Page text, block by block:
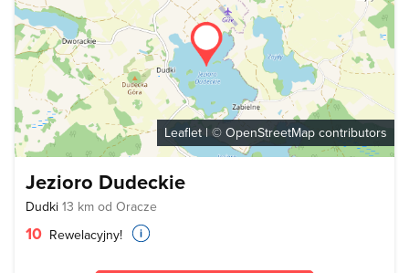
Leaflet | © OpenStreetMap contributors
Jezioro Dudeckie
Dudki 13 km od Oracze
10 Rewelacyjny!